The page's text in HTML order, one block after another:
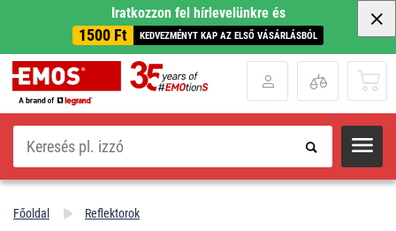
Iratkozzon fel hírlevelünkre és
1500 Ft KEDVEZMÉNYT KAP AZ ELSŐ VÁSÁRLÁSBÓL
Keresés
Főoldal Reflektorok